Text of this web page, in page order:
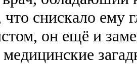
снискало ему
он ещё и
медицинские